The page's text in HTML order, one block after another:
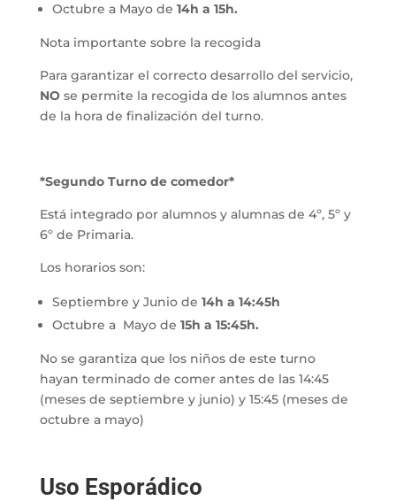
Octubre a Mayo de 14h a 15h.
Nota importante sobre la recogida
Para garantizar el correcto desarrollo del servicio,
NOse permite la recogida de los alumnos antes
de la hora de finalización del turno.
*Segundo Turno de comedor*
Está integrado por alumnos y alumnas de 4º, 5º y
6º de Primaria.
Los horarios son:
Septiembre y Junio de 14h a 14:45h
Octubre a Mayo de 15h a 15:45h.
No se garantiza que los niños de este turno
hayan terminado de comer antes de las 14:45
(meses de septiembre y junio) y 15:45 (meses de
octubre a mayo)
Uso Esporádico